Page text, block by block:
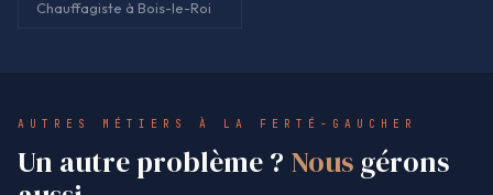
Chauffagiste à Bois-le-Roi
AUTRES MÉTIERS À LA FERTÉ-GAUCHER
Un autre problème ? Nous gérons